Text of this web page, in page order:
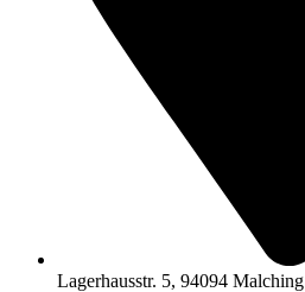
Lagerhausstr. 5, 94094 Malching